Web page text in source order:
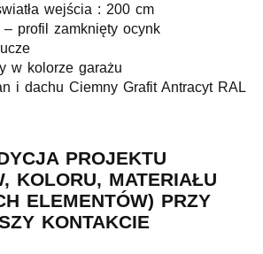
wejścia : 200 cm
– profil zamknięty ocynk
w kolorze garażu
i dachu Ciemny Grafit Antracyt RAL
PROJEKTU
KOLORU, MATERIAŁU
ELEMENTÓW) PRZY
KONTAKCIE